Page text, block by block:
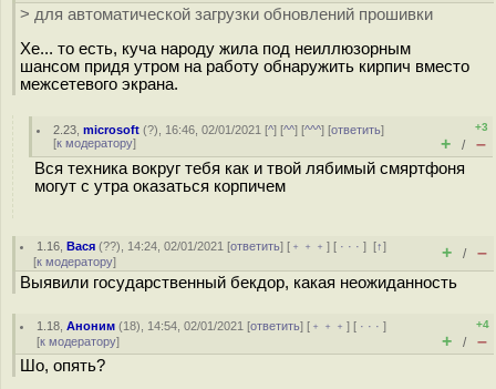
> для автоматической загрузки обновлений прошивки
Хе... то есть, куча народу жила под неиллюзорным
шансом придя утром на работу обнаружить кирпич вместо
межсетевого экрана.
2.23 ,microsoft (?), 16:46, 02/01/2021 [^] [^^] [^^^] [ответить]
[к модератору]
+3
+ / –
Вся техника вокруг тебя как и твой лябимый смяртфоня
могут с утра оказаться корпичем
1.16 ,Вася (??), 14:24, 02/01/2021 [ответить] [ ﹢﹢﹢] [ · · ·][↑]
[к модератору] + / –
Выявили государственный бекдор, какая неожиданность
1.18 ,Аноним (18), 14:54, 02/01/2021 [ответить] [ ﹢﹢﹢] [ · · ·]
[к модератору]
+4
+ / –
Шо, опять?